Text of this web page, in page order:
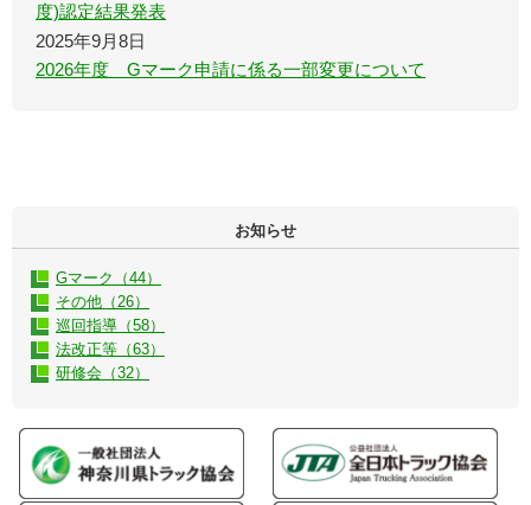
度)認定結果発表
2025年9月8日
2026年度 Gマーク申請に係る一部変更について
お知らせ
Gマーク（44）
その他（26）
巡回指導（58）
法改正等（63）
研修会（32）